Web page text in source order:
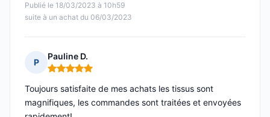
Publié le 18/03/2023 à 10h59
suite à un achat du 06/03/2023
P
Pauline D.
Note : 5 sur 5
Toujours satisfaite de mes achats les tissus sont
magnifiques, les commandes sont traitées et envoyées